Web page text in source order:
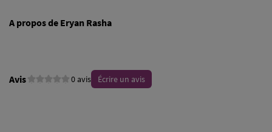
A propos de Eryan Rasha
Avis 0 avis Écrire un avis